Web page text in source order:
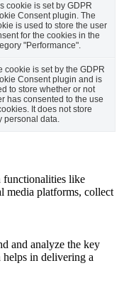
cookie is set by GDPR
Consent plugin. The
is used to store the user
for the cookies in the
"Performance".
cookie is set by the GDPR
Consent plugin and is
to store whether or not
has consented to the use
It does not store
personal data.
functionalities like
media platforms, collect
and analyze the key
in delivering a